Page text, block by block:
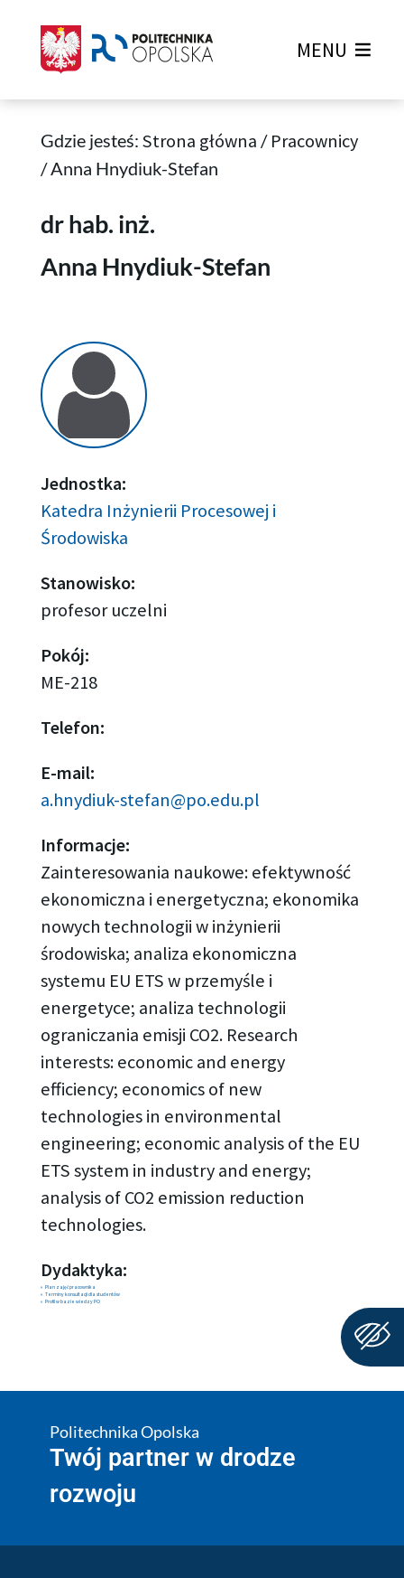
MENU
Gdzie jesteś: Strona główna / Pracownicy
/Anna Hnydiuk-Stefan
dr hab. inż.
Anna Hnydiuk-Stefan
Jednostka:
Katedra Inżynierii Procesowej i
Środowiska
Stanowisko:
profesor uczelni
Pokój:
ME-218
Telefon:
E-mail:
a.hnydiuk-stefan@po.edu.pl
Informacje:
Zainteresowania naukowe: efektywność
ekonomiczna i energetyczna; ekonomika
nowych technologii w inżynierii
środowiska; analiza ekonomiczna
systemu EU ETS w przemyśle i
energetyce; analiza technologii
ograniczania emisji CO2. Research
interests: economic and energy
efficiency; economics of new
technologies in environmental
engineering; economic analysis of the EU
ETS system in industry and energy;
analysis of CO2 emission reduction
technologies.
Dydaktyka:
Plan zajęć pracownika
Terminy konsultacji dla studentów
Profil w bazie wiedzy PO
Politechnika Opolska
Twój partner w drodze
rozwoju